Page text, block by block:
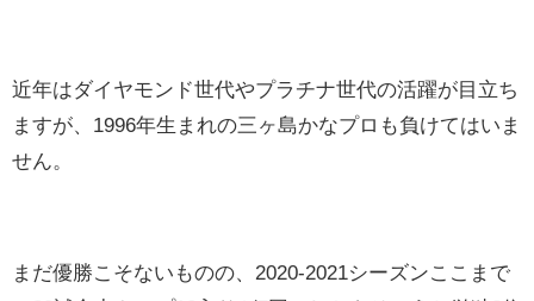
近年はダイヤモンド世代やプラチナ世代の活躍が目立ち
ますが、1996年生まれの三ヶ島かなプロも負けてはいま
せん。
まだ優勝こそないものの、2020-2021シーズンここまで